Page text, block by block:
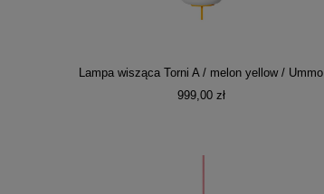
Lampa wisząca Torni A / melon yellow / Ummo
999,00 zł